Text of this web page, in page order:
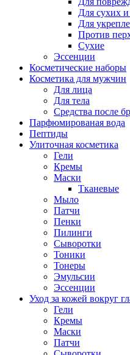
Для сухих
Для
Против
Сухие
Эссенции
Косметические наборы
Косметика для мужчин
Для лица
Для тела
Средства после
Парфюмированая вода
Пептиды
Улиточная косметика
Гели
Кремы
Маски
Тканевые
Мыло
Патчи
Пенки
Пилинги
Сыворотки
Тоники
Тонеры
Эмульсии
Эссенции
Уход за кожей вокруг
Гели
Кремы
Маски
Патчи